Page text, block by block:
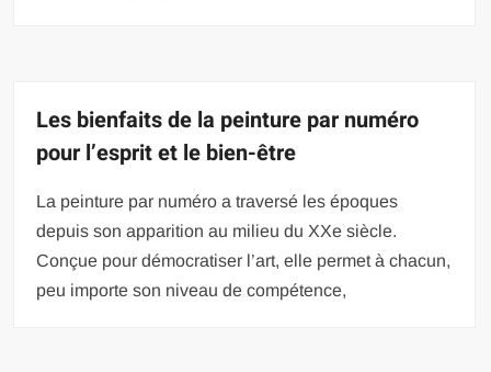
Les bienfaits de la peinture par numéro
pour l’esprit et le bien-être
La peinture par numéro a traversé les époques
depuis son apparition au milieu du XXe siècle.
Conçue pour démocratiser l’art, elle permet à chacun,
peu importe son niveau de compétence,